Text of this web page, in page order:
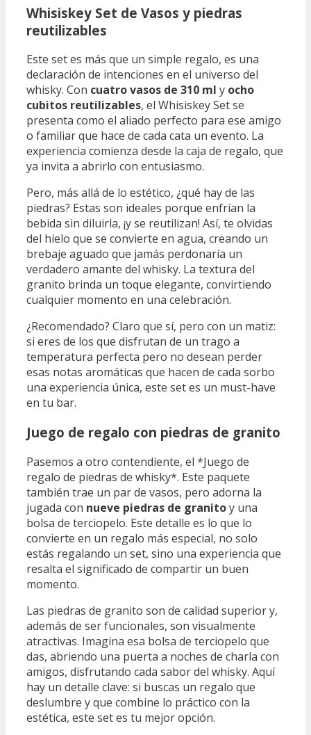
Whisiskey Set de Vasos y piedras
reutilizables
Este set es más que un simple regalo, es una
declaración de intenciones en el universo del
whisky. Con cuatro vasos de 310 ml y ocho
cubitos reutilizables, el Whisiskey Set se
presenta como el aliado perfecto para ese amigo
o familiar que hace de cada cata un evento. La
experiencia comienza desde la caja de regalo, que
ya invita a abrirlo con entusiasmo.
Pero, más allá de lo estético, ¿qué hay de las
piedras? Estas son ideales porque enfrían la
bebida sin diluirla, ¡y se reutilizan! Así, te olvidas
del hielo que se convierte en agua, creando un
brebaje aguado que jamás perdonaría un
verdadero amante del whisky. La textura del
granito brinda un toque elegante, convirtiendo
cualquier momento en una celebración.
¿Recomendado? Claro que sí, pero con un matiz:
si eres de los que disfrutan de un trago a
temperatura perfecta pero no desean perder
esas notas aromáticas que hacen de cada sorbo
una experiencia única, este set es un must-have
en tu bar.
Juego de regalo con piedras de granito
Pasemos a otro contendiente, el *Juego de
regalo de piedras de whisky*. Este paquete
también trae un par de vasos, pero adorna la
jugada con nueve piedras de granitoy una
bolsa de terciopelo. Este detalle es lo que lo
convierte en un regalo más especial, no solo
estás regalando un set, sino una experiencia que
resalta el significado de compartir un buen
momento.
Las piedras de granito son de calidad superior y,
además de ser funcionales, son visualmente
atractivas. Imagina esa bolsa de terciopelo que
das, abriendo una puerta a noches de charla con
amigos, disfrutando cada sabor del whisky. Aquí
hay un detalle clave: si buscas un regalo que
deslumbre y que combine lo práctico con la
estética, este set es tu mejor opción.